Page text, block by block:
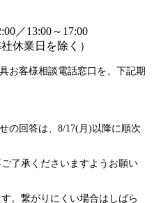
／13:00～17:00
休業日を除く）
お客様相談電話窓口を、下記期
の回答は、8/17(月)以降に順次
了承くださいますようお願い
。繋がりにくい場合はしばら